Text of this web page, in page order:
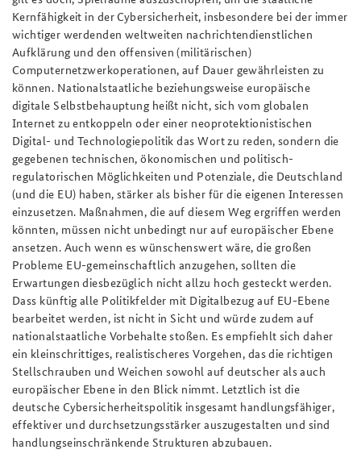
Kernfähigkeit in der Cybersicherheit, insbesondere bei der immer
wichtiger werdenden weltweiten nachrichtendienstlichen
Aufklärung und den offensiven (militärischen)
Computernetzwerkoperationen, auf Dauer gewährleisten zu
können. Nationalstaatliche beziehungsweise europäische
digitale Selbstbehauptung heißt nicht, sich vom globalen
Internet zu entkoppeln oder einer neoprotektionistischen
Digital- und Technologiepolitik das Wort zu reden, sondern die
gegebenen technischen, ökonomischen und politisch-
regulatorischen Möglichkeiten und Potenziale, die Deutschland
(und die EU) haben, stärker als bisher für die eigenen Interessen
einzusetzen. Maßnahmen, die auf diesem Weg ergriffen werden
könnten, müssen nicht unbedingt nur auf europäischer Ebene
ansetzen. Auch wenn es wünschenswert wäre, die großen
Probleme EU-gemeinschaftlich anzugehen, sollten die
Erwartungen diesbezüglich nicht allzu hoch gesteckt werden.
Dass künftig alle Politikfelder mit Digitalbezug auf EU-Ebene
bearbeitet werden, ist nicht in Sicht und würde zudem auf
nationalstaatliche Vorbehalte stoßen. Es empfiehlt sich daher
ein kleinschrittiges, realistischeres Vorgehen, das die richtigen
Stellschrauben und Weichen sowohl auf deutscher als auch
europäischer Ebene in den Blick nimmt. Letztlich ist die
deutsche Cybersicherheitspolitik insgesamt handlungsfähiger,
effektiver und durchsetzungsstärker auszugestalten und sind
handlungseinschränkende Strukturen abzubauen.